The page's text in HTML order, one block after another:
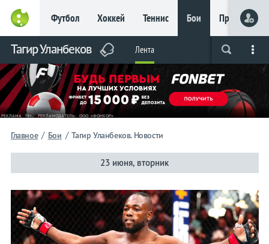
Футбол Хоккей Теннис Бои Прочие
Live Вся лента Прогнозы Букмекеры
Тагир Уланбеков Лента
Главное / Бои / Тагир Уланбеков. Новости
23 июня, вторник
Главное
Фрибет
до 15
000 ₽
Новым
игрокам, без
условий
Футбол
Прогнозы
Букмекеры
Хоккей